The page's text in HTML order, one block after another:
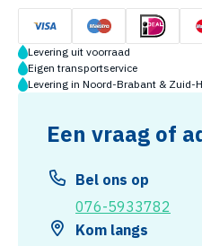
Levering uit voorraad
Eigen transportservice
Levering in Noord-Brabant & Zuid-
Een vraag of
Bel ons op
076-5933782
Kom langs